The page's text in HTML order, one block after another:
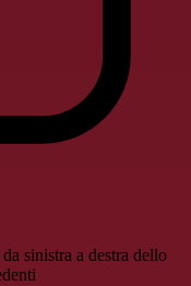
sinistra a destra dello